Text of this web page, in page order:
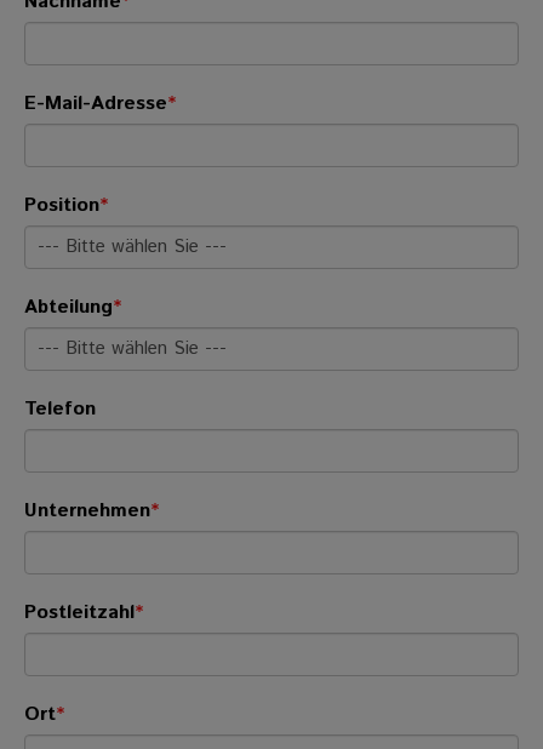
E-Mail-Adresse*
Position*
Abteilung*
Telefon
Unternehmen*
Postleitzahl*
Ort*